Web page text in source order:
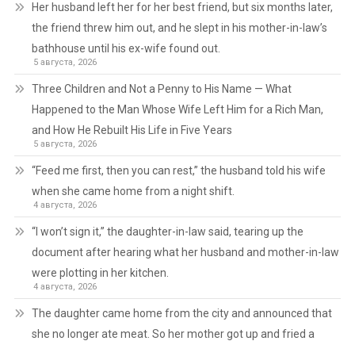
Her husband left her for her best friend, but six months later,
the friend threw him out, and he slept in his mother-in-law’s
bathhouse until his ex-wife found out.
5 августа, 2026
Three Children and Not a Penny to His Name — What
Happened to the Man Whose Wife Left Him for a Rich Man,
and How He Rebuilt His Life in Five Years
5 августа, 2026
“Feed me first, then you can rest,” the husband told his wife
when she came home from a night shift.
4 августа, 2026
“I won’t sign it,” the daughter-in-law said, tearing up the
document after hearing what her husband and mother-in-law
were plotting in her kitchen.
4 августа, 2026
The daughter came home from the city and announced that
she no longer ate meat. So her mother got up and fried a